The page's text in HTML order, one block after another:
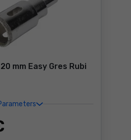
mm Easy Gres Rubi